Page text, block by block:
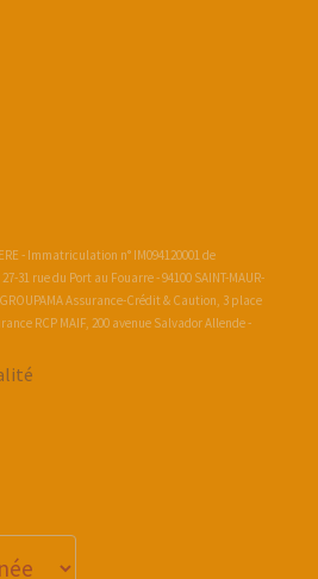
- Immatriculation n° IM094120001 de
31 rue du Port au Fouarre - 94100 SAINT-MAUR-
Assurance-Crédit & Caution, 3 place
RCP MAIF, 200 avenue Salvador Allende -